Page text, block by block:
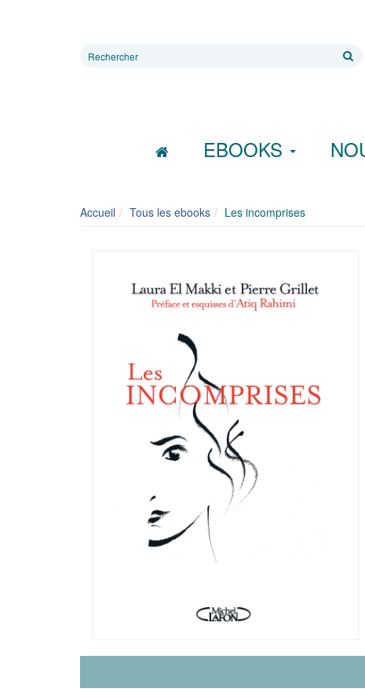
Rechercher
EBOOKS
Accueil Tous les ebooks Les incomprises